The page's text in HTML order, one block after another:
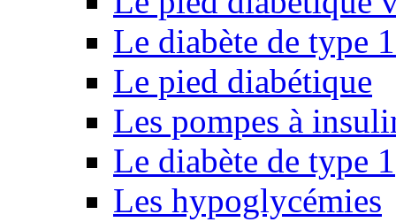
Le diabète de type
Le pied diabétique
Les pompes à
Le diabète de type 1
Les hypoglycémies